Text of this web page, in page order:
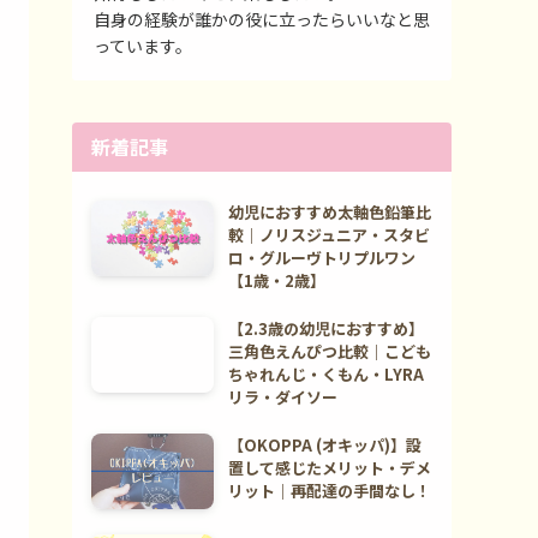
自身の経験が誰かの役に立ったらいいなと思
っています。
新着記事
幼児におすすめ太軸色鉛筆比
較｜ノリスジュニア・スタビ
ロ・グルーヴトリプルワン
【1歳・2歳】
【2.3歳の幼児におすすめ】
三角色えんぴつ比較｜こども
ちゃれんじ・くもん・LYRA
リラ・ダイソー
【OKOPPA (オキッパ)】設
置して感じたメリット・デメ
リット｜再配達の手間なし！